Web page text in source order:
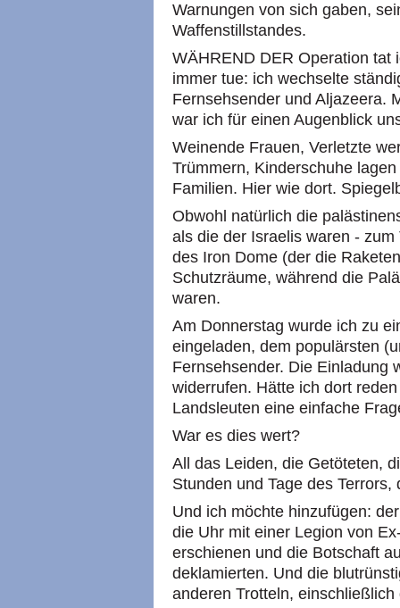
Warnungen von sich gaben,
Waffenstillstandes.
WÄHREND DER Operation tat
immer tue: ich wechselte
Fernsehsender und Aljazeera.
war ich für einen Augenblick
Weinende Frauen, Verletzte
Trümmern, Kinderschuhe
Familien. Hier wie dort.
Obwohl natürlich die
als die der Israelis waren -
des Iron Dome (der die
Schutzräume, während die
waren.
Am Donnerstag wurde ich zu
eingeladen, dem populärsten
Fernsehsender. Die Einladung
widerrufen. Hätte ich dort
Landsleuten eine einfache
War es dies wert?
All das Leiden, die Getöteten,
Stunden und Tage des
Und ich möchte hinzufügen:
die Uhr mit einer Legion von
erschienen und die Botschaft
deklamierten. Und die
anderen Trotteln,